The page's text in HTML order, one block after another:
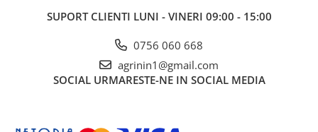
Flexuri si Polizoare
SUPORT CLIENTI LUNI - VINERI 09:00 - 15:00
0756 060 668
agrinin1@gmail.com
SOCIAL URMARESTE-NE IN SOCIAL MEDIA